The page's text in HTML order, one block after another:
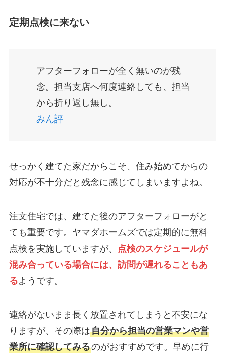
定期点検に来ない
アフターフォローが全く無いのが残
念。担当支店へ何度連絡しても、担当
から折り返し無し。
みん評
せっかく建てた家だからこそ、住み始めてからの
対応が不十分だと残念に感じてしまいますよね。
注文住宅では、建てた後のアフターフォローがと
ても重要です。ヤマダホームズでは定期的に無料
点検を実施していますが、
点検のスケジュールが
混み合っている場合には、訪問が遅れることもあ
るようです。
連絡がないまま長く放置されてしまうと不安にな
りますが、その際は自分から担当の営業マンや営
業所に確認してみるのがおすすめです。早めに行